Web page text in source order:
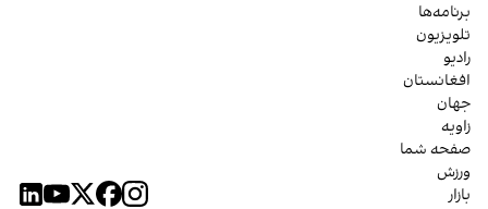
برنامه‌ها
تلویزیون
رادیو
افغانستان
جهان
زاویه
صفحه شما
ورزش
بازار